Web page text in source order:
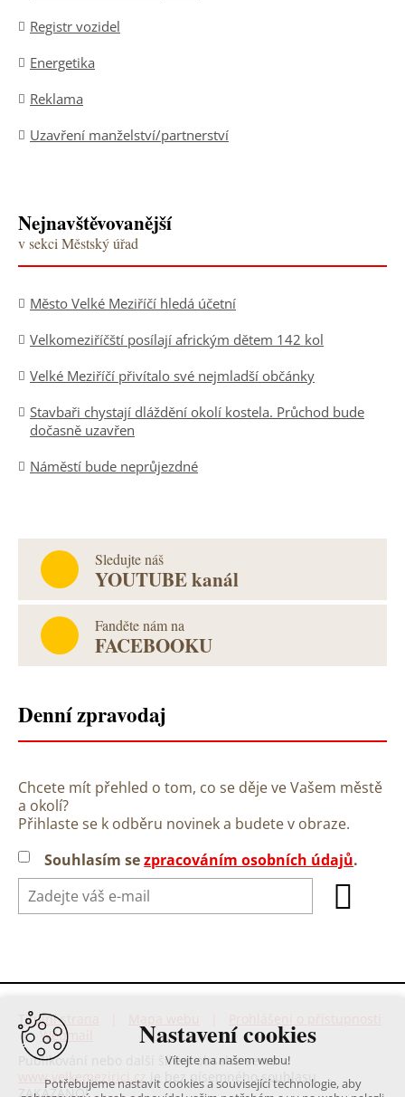
Registr vozidel
Energetika
Reklama
Uzavření manželství/partnerství
Nejnavštěvovanější
v sekci Městský úřad
Město Velké Meziříčí hledá účetní
Velkomeziříčští posílají africkým dětem 142 kol
Velké Meziříčí přivítalo své nejmladší občánky
Stavbaři chystají dláždění okolí kostela. Průchod bude
dočasně uzavřen
Náměstí bude neprůjezdné
Sledujte náš
YOUTUBE kanál
Fanděte nám na
FACEBOOKU
Denní zpravodaj
Chcete mít přehled o tom, co se děje ve Vašem městě
a okolí?
Přihlaste se k odběru novinek a budete v obraze.
Souhlasím sezpracováním osobních údajů.
Titulní strana
|Webmail
Publikování nebo další šíření obsahu serveru
www.velkemezirici.cz
je bez písemného souhlasu
ZAKÁZÁNO!
Nastavení cookies
Vítejte na našem webu!
Potřebujeme nastavit cookies a související technologie, aby